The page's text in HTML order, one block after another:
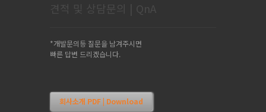
견적 및 상담문의 | QnA
*개발문의등 질문을 남겨주시면
빠른 답변 드리겠습니다.
회사소개 PDF | Download